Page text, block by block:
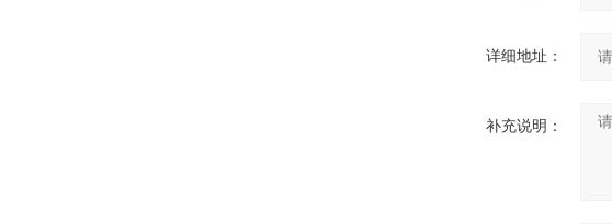
详细地址：
补充说明：